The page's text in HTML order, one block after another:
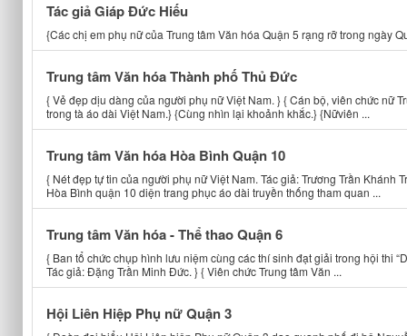
Tác giả Giáp Đức Hiếu
{Các chị em phụ nữ của Trung tâm Văn hóa Quận 5 rạng rỡ trong ngày
Trung tâm Văn hóa Thành phố Thủ Đức
{ Vẻ đẹp dịu dàng của người phụ nữ Việt Nam. } { Cán bộ, viên chức nữ
trong tà áo dài Việt Nam.} {Cùng nhìn lại khoảnh khắc.} {Nữviên ...
Trung tâm Văn hóa Hòa Bình Quận 10
{ Nét đẹp tự tin của người phụ nữ Việt Nam. Tác giả: Trương Trần Khánh
Hòa Bình quận 10 diện trang phục áo dài truyền thống tham quan ...
Trung tâm Văn hóa - Thể thao Quận 6
{ Ban tổ chức chụp hình lưu niệm cùng các thí sinh đạt giải trong hội thi
Tác giả: Đặng Trần Minh Đức. } { Viên chức Trung tâm Văn ...
Hội Liên Hiệp Phụ nữ Quận 3